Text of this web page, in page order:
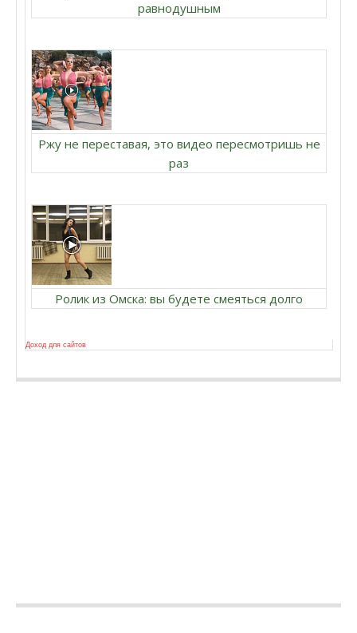
равнодушным
Ржу не переставая, это видео пересмотришь не
раз
Ролик из Омска: вы будете смеяться долго
Доход для сайтов